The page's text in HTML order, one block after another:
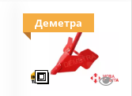
Деметра